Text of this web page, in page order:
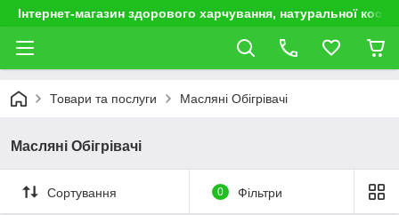
Інтернет-магазин здорового харчування, натуральної
Товари та послуги Масляні Обігрівачі
Масляні Обігрівачі
Сортування 0 Фільтри